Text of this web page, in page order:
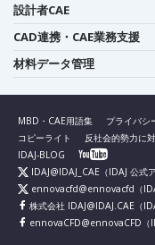
設計者CAE
CAD連携・CAE業務支援
材料データ管理
MBD・CAE用語集 プライバシ
コピーライト
反社会的勢力に
IDAJ-BLOG
IDAJ@IDAJ_CAE （IDAJ 公式
ennovacfd@ennovacfd （
株式会社 IDAJ@IDAJ.CAE （
ennovaCFD@ennovaCFD